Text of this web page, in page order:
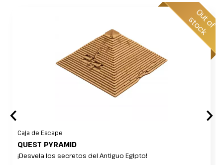
O
u
t
o
f
s
t
o
c
k
Caja de Escape
QUEST PYRAMID
¡Desvela los secretos del Antiguo Egipto!